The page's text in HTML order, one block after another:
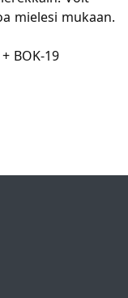
mielesi mukaan.
BOK-19